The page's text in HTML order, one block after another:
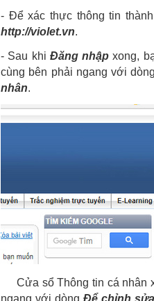
- Để xác thực thông tin
http://violet.vn.
- Sau khi Đăng nhập xong,
cùng bên phải ngang với
nhân.
Cửa sổ Thông tin cá nhân
ngang với dòng Để chỉnh